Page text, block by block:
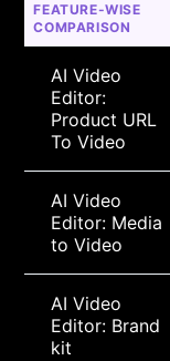
FEATURE-WISE
COMPARISON
AI Video
Editor:
Product URL
To Video
AI Video
Editor: Media
to Video
AI Video
Editor: Brand
kit